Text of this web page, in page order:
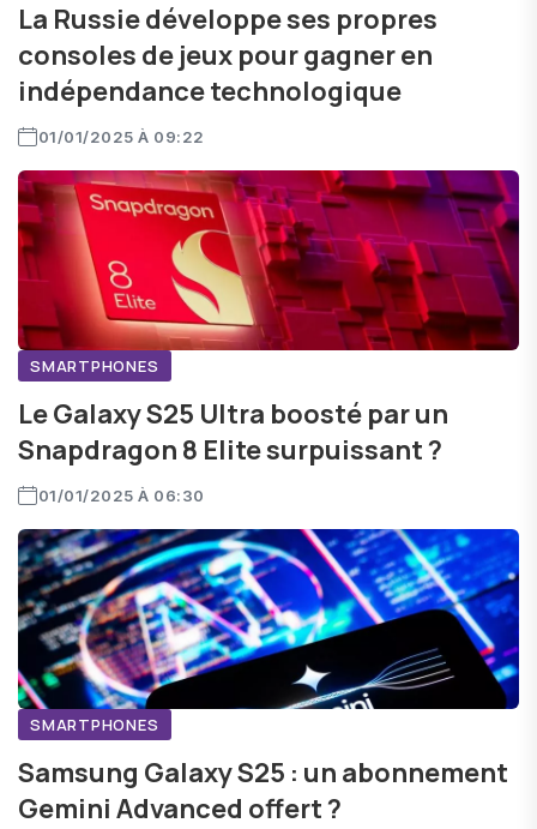
La Russie développe ses propres
consoles de jeux pour gagner en
indépendance technologique
01/01/2025 À 09:22
SMARTPHONES
Le Galaxy S25 Ultra boosté par un
Snapdragon 8 Elite surpuissant ?
01/01/2025 À 06:30
SMARTPHONES
Samsung Galaxy S25 : un abonnement
Gemini Advanced offert ?